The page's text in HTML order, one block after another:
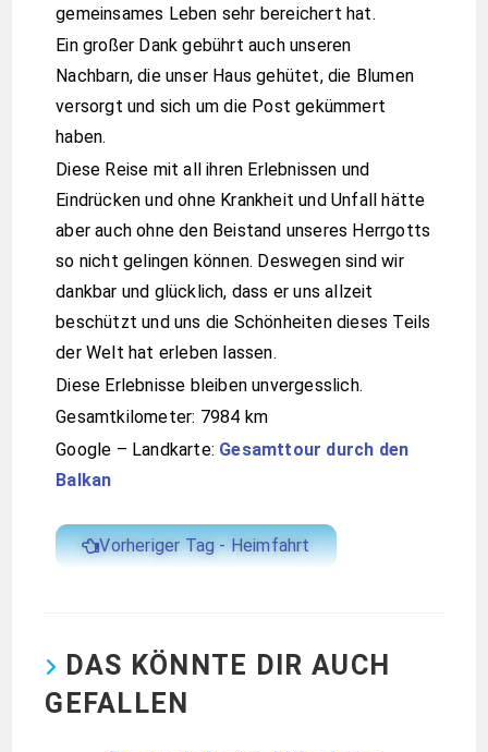
gemeinsames Leben sehr bereichert hat.
Ein großer Dank gebührt auch unseren
Nachbarn, die unser Haus gehütet, die Blumen
versorgt und sich um die Post gekümmert
haben.
Diese Reise mit all ihren Erlebnissen und
Eindrücken und ohne Krankheit und Unfall hätte
aber auch ohne den Beistand unseres Herrgotts
so nicht gelingen können. Deswegen sind wir
dankbar und glücklich, dass er uns allzeit
beschützt und uns die Schönheiten dieses Teils
der Welt hat erleben lassen.
Diese Erlebnisse bleiben unvergesslich.
Gesamtkilometer: 7984 km
Google – Landkarte: Gesamttour durch den
Balkan
Vorheriger Tag - Heimfahrt
DAS KÖNNTE DIR AUCH
GEFALLEN